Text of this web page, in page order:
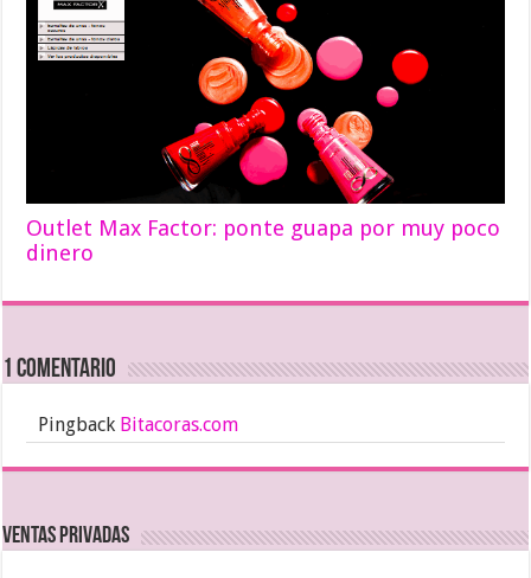
Outlet Max Factor: ponte guapa por muy poco
dinero
1 comentario
Pingback Bitacoras.com
Ventas Privadas